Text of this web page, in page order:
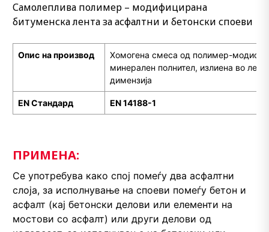
Самолеплива полимер – модифицирана
битуменска лента за асфалтни и бетонски споеви
Опис на производ
Хомогена смеса од полимер-
минерален полнител, излиена во
димензија
ENСтандард EN 14188-1
ПРИМЕНА:
Се употребува како спој помеѓу два асфалтни
слоја, за исполнување на споеви помеѓу бетон и
асфалт (кај бетонски делови или елементи на
мостови со асфалт) или други делови од